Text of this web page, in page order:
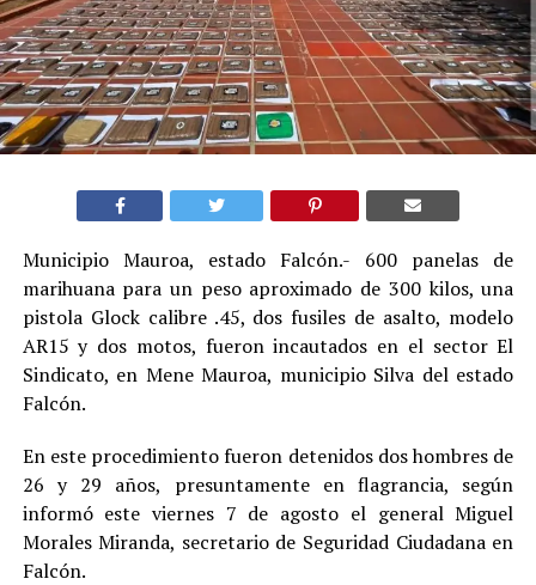
Municipio Mauroa, estado Falcón.- 600 panelas de
marihuana para un peso aproximado de 300 kilos, una
pistola Glock calibre .45, dos fusiles de asalto, modelo
AR15 y dos motos, fueron incautados en el sector El
Sindicato, en Mene Mauroa, municipio Silva del estado
Falcón.
En este procedimiento fueron detenidos dos hombres de
26 y 29 años, presuntamente en flagrancia, según
informó este viernes 7 de agosto el general Miguel
Morales Miranda, secretario de Seguridad Ciudadana en
Falcón.